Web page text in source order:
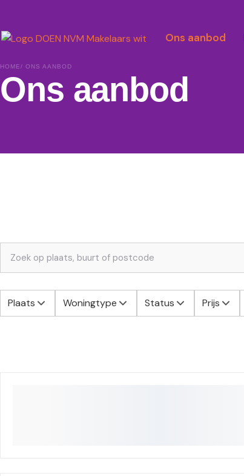
Ons aanbod
HOME/ ONS AANBOD
Ons aanbod
Plaats Woningtype Status Prijs